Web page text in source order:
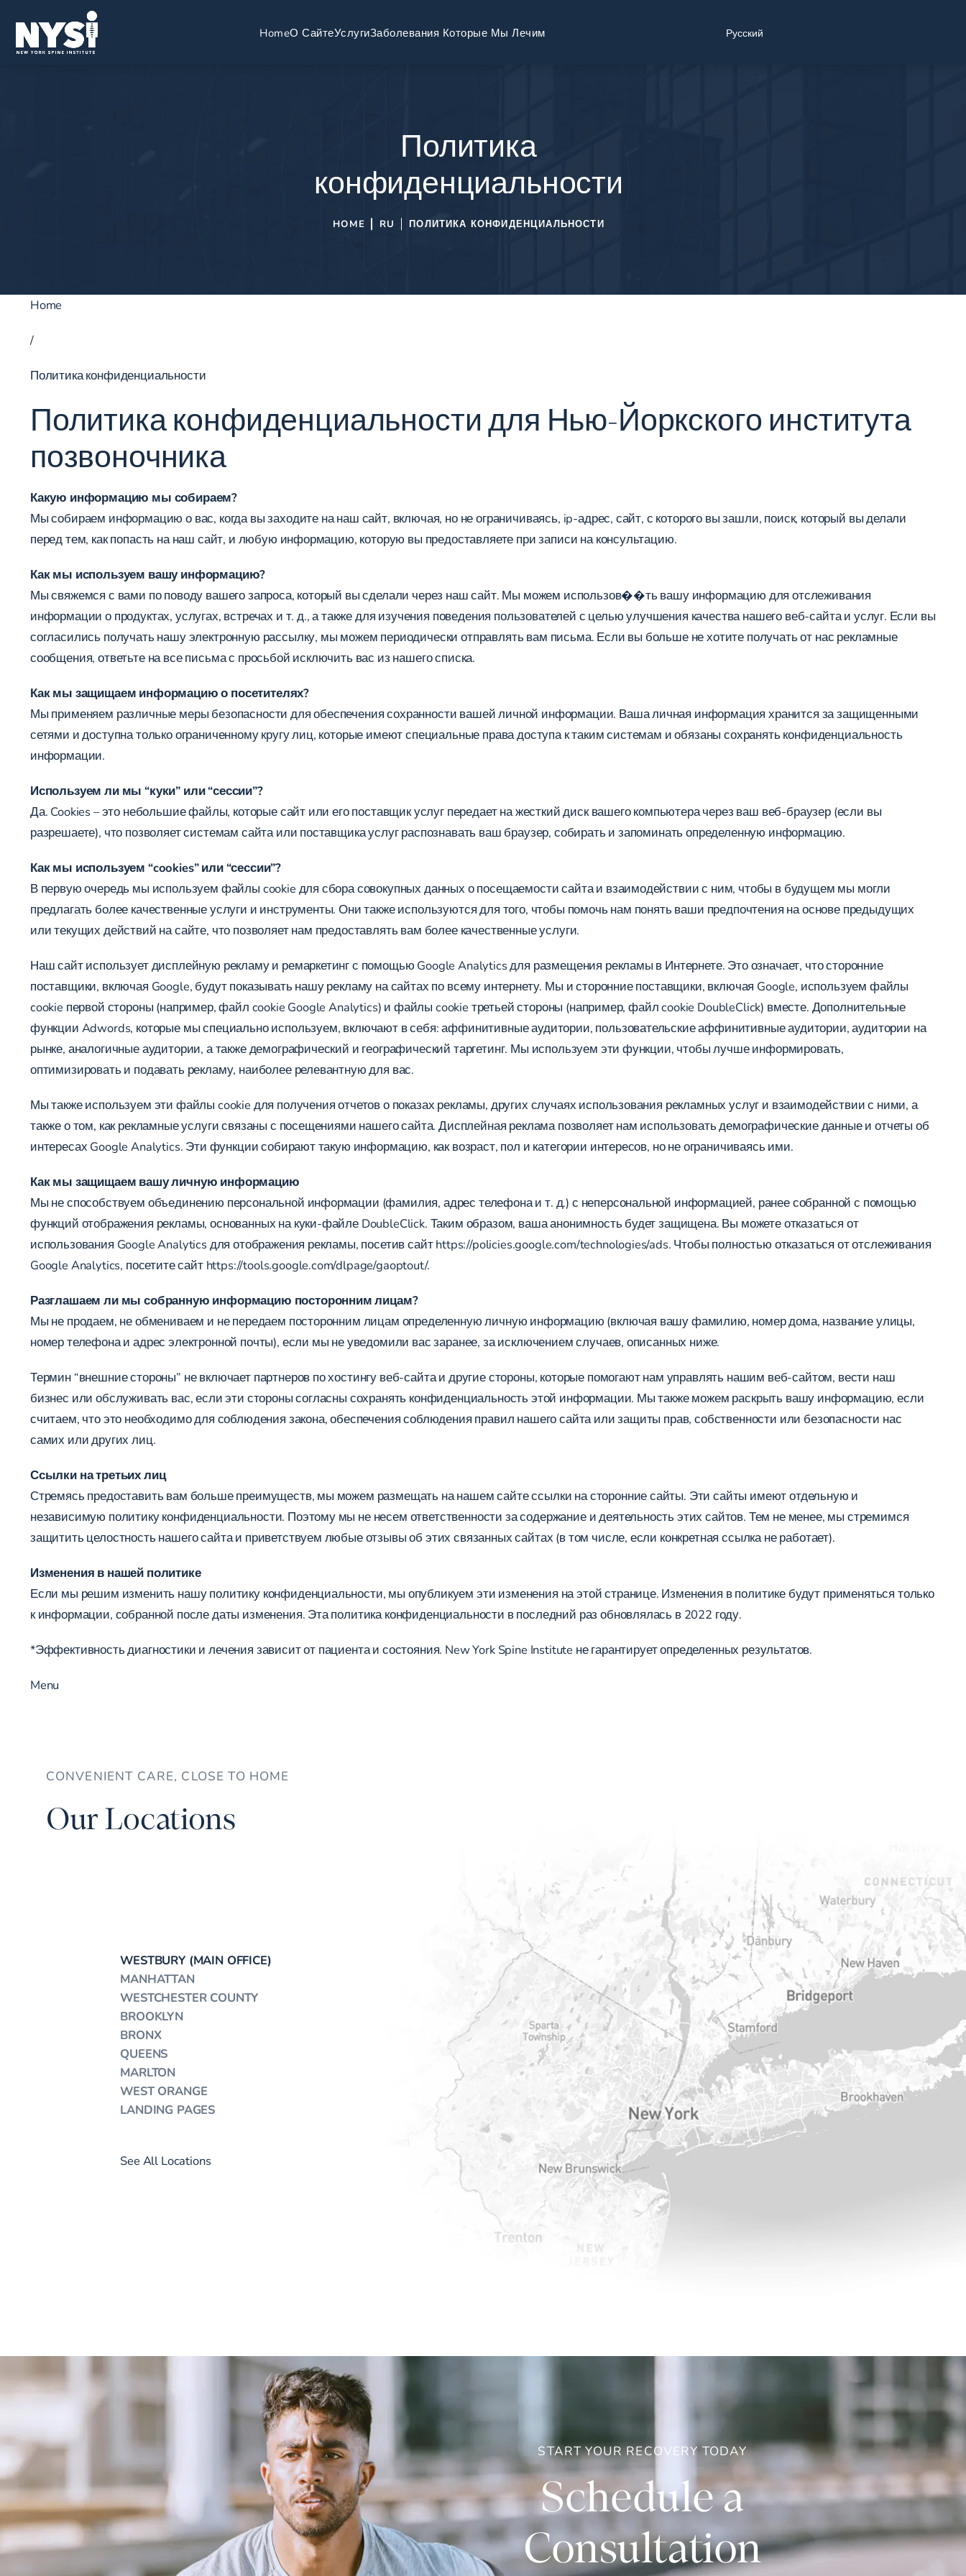
HomeО СайтеУслугиЗаболевания Которые Мы Лечим Русский
Политика
конфиденциальности
HOME RU ПОЛИТИКА КОНФИДЕНЦИАЛЬНОСТИ
Home
/
Политика конфиденциальности
Политика конфиденциальности для Нью-Йоркского института
позвоночника
Какую информацию мы собираем?
Мы собираем информацию о вас, когда вы заходите на наш сайт, включая, но не ограничиваясь, ip-адрес, сайт, с которого вы зашли, поиск, который вы делали
перед тем, как попасть на наш сайт, и любую информацию, которую вы предоставляете при записи на консультацию.
Как мы используем вашу информацию?
Мы свяжемся с вами по поводу вашего запроса, который вы сделали через наш сайт. Мы можем использов��ть вашу информацию для отслеживания
информации о продуктах, услугах, встречах и т. д., а также для изучения поведения пользователей с целью улучшения качества нашего веб-сайта и услуг. Если вы
согласились получать нашу электронную рассылку, мы можем периодически отправлять вам письма. Если вы больше не хотите получать от нас рекламные
сообщения, ответьте на все письма с просьбой исключить вас из нашего списка.
Как мы защищаем информацию о посетителях?
Мы применяем различные меры безопасности для обеспечения сохранности вашей личной информации. Ваша личная информация хранится за защищенными
сетями и доступна только ограниченному кругу лиц, которые имеют специальные права доступа к таким системам и обязаны сохранять конфиденциальность
информации.
Используем ли мы “куки” или “сессии”?
Да. Cookies – это небольшие файлы, которые сайт или его поставщик услуг передает на жесткий диск вашего компьютера через ваш веб-браузер (если вы
разрешаете), что позволяет системам сайта или поставщика услуг распознавать ваш браузер, собирать и запоминать определенную информацию.
Как мы используем “cookies” или “сессии”?
В первую очередь мы используем файлы cookie для сбора совокупных данных о посещаемости сайта и взаимодействии с ним, чтобы в будущем мы могли
предлагать более качественные услуги и инструменты. Они также используются для того, чтобы помочь нам понять ваши предпочтения на основе предыдущих
или текущих действий на сайте, что позволяет нам предоставлять вам более качественные услуги.
Наш сайт использует дисплейную рекламу и ремаркетинг с помощью Google Analytics для размещения рекламы в Интернете. Это означает, что сторонние
поставщики, включая Google, будут показывать нашу рекламу на сайтах по всему интернету. Мы и сторонние поставщики, включая Google, используем файлы
cookie первой стороны (например, файл cookie Google Analytics) и файлы cookie третьей стороны (например, файл cookie DoubleClick) вместе. Дополнительные
функции Adwords, которые мы специально используем, включают в себя: аффинитивные аудитории, пользовательские аффинитивные аудитории, аудитории на
рынке, аналогичные аудитории, а также демографический и географический таргетинг. Мы используем эти функции, чтобы лучше информировать,
оптимизировать и подавать рекламу, наиболее релевантную для вас.
Мы также используем эти файлы cookie для получения отчетов о показах рекламы, других случаях использования рекламных услуг и взаимодействии с ними, а
также о том, как рекламные услуги связаны с посещениями нашего сайта. Дисплейная реклама позволяет нам использовать демографические данные и отчеты об
интересах Google Analytics. Эти функции собирают такую информацию, как возраст, пол и категории интересов, но не ограничиваясь ими.
Как мы защищаем вашу личную информацию
Мы не способствуем объединению персональной информации (фамилия, адрес телефона и т. д.) с неперсональной информацией, ранее собранной с помощью
функций отображения рекламы, основанных на куки-файле DoubleClick. Таким образом, ваша анонимность будет защищена. Вы можете отказаться от
использования Google Analytics для отображения рекламы, посетив сайтhttps://policies.google.com/technologies/ads. Чтобы полностью отказаться от отслеживания
Google Analytics, посетите сайт https://tools.google.com/dlpage/gaoptout/.
Разглашаем ли мы собранную информацию посторонним лицам?
Мы не продаем, не обмениваем и не передаем посторонним лицам определенную личную информацию (включая вашу фамилию, номер дома, название улицы,
номер телефона и адрес электронной почты), если мы не уведомили вас заранее, за исключением случаев, описанных ниже.
Термин “внешние стороны” не включает партнеров по хостингу веб-сайта и другие стороны, которые помогают нам управлять нашим веб-сайтом, вести наш
бизнес или обслуживать вас, если эти стороны согласны сохранять конфиденциальность этой информации. Мы также можем раскрыть вашу информацию, если
считаем, что это необходимо для соблюдения закона, обеспечения соблюдения правил нашего сайта или защиты прав, собственности или безопасности нас
самих или других лиц.
Ссылки на третьих лиц
Стремясь предоставить вам больше преимуществ, мы можем размещать на нашем сайте ссылки на сторонние сайты. Эти сайты имеют отдельную и
независимую политику конфиденциальности. Поэтому мы не несем ответственности за содержание и деятельность этих сайтов. Тем не менее, мы стремимся
защитить целостность нашего сайта и приветствуем любые отзывы об этих связанных сайтах (в том числе, если конкретная ссылка не работает).
Изменения в нашей политике
Если мы решим изменить нашу политику конфиденциальности, мы опубликуем эти изменения на этой странице. Изменения в политике будут применяться только
к информации, собранной после даты изменения. Эта политика конфиденциальности в последний раз обновлялась в 2022 году.
*Эффективность диагностики и лечения зависит от пациента и состояния. New York Spine Institute не гарантирует определенных результатов.
Menu
CONVENIENT CARE, CLOSE TO HOME
Our Locations
WESTBURY (MAIN OFFICE)
MANHATTAN
WESTCHESTER COUNTY
BROOKLYN
BRONX
QUEENS
MARLTON
WEST ORANGE
LANDING PAGES
See All Locations
START YOUR RECOVERY TODAY
Schedule a
Consultation